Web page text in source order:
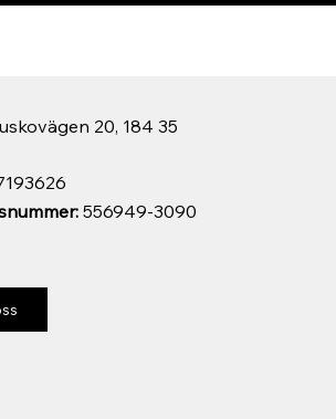
556949-3090
20, 184 35